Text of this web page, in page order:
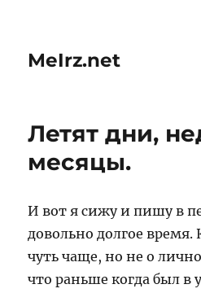
MeIrz.net
Летят дни,
месяцы.
И вот я сижу и пишу в
довольно долгое
чуть чаще, но не о
что раньше когда был в